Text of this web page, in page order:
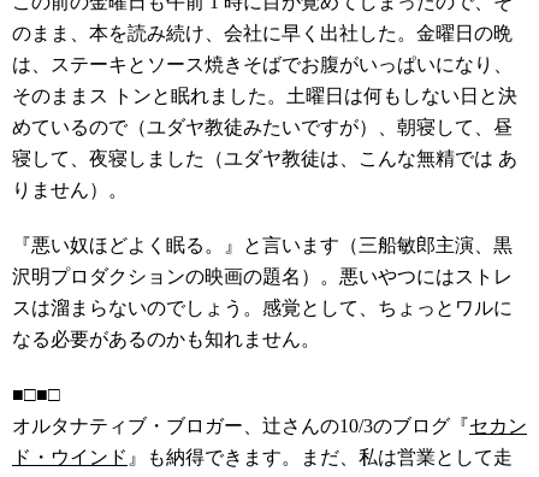
のまま、本を読み続け、会社に早く出社した。金曜日の晩
は、ステーキとソース焼きそばでお腹がいっぱいになり、
そのままス トンと眠れました。土曜日は何もしない日と決
めているので（ユダヤ教徒みたいですが）、朝寝して、昼
寝して、夜寝しました（ユダヤ教徒は、こんな無精では あ
りません）。
『悪い奴ほどよく眠る。』と言います（三船敏郎主演、黒
沢明プロダクションの映画の題名）。悪いやつにはストレ
スは溜まらないのでしょう。感覚として、ちょっとワルに
なる必要があるのかも知れません。
■□■□
オルタナティブ・ブロガー、辻さんの10/3のブログ『セカン
ド・ウインド 』も納得できます。まだ、私は営業として走